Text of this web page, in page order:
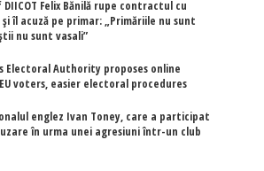
DIICOT Felix Bănilă rupe contractul cu
îl acuză pe primar: „Primăriile nu sunt
nu sunt vasali”
Electoral Authority proposes online
voters, easier electoral procedures
englez Ivan Toney, care a participat
în urma unei agresiuni într-un club